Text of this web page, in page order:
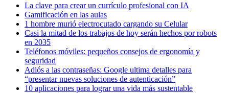
La clave para crear un currículo profesional con IA
Gamificación en las aulas
1 hombre murió electrocutado cargando su Celular
Casi la mitad de los trabajos de hoy serán hechos por robots
en 2035
Teléfonos móviles: pequeños consejos de ergonomía y
seguridad
Adiós a las contraseñas: Google ultima detalles para
“presentar nuevas soluciones de autenticación”
10 aplicaciones para lograr una vida más sustentable